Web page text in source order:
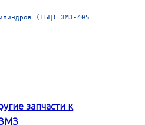
(ГБЦ) ЗМЗ-405
запчасти к